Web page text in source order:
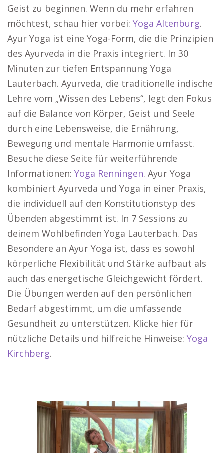
Geist zu beginnen. Wenn du mehr erfahren
möchtest, schau hier vorbei: Yoga Altenburg.
Ayur Yoga ist eine Yoga-Form, die die Prinzipien
des Ayurveda in die Praxis integriert. In 30
Minuten zur tiefen Entspannung Yoga
Lauterbach. Ayurveda, die traditionelle indische
Lehre vom „Wissen des Lebens“, legt den Fokus
auf die Balance von Körper, Geist und Seele
durch eine Lebensweise, die Ernährung,
Bewegung und mentale Harmonie umfasst.
Besuche diese Seite für weiterführende
Informationen: Yoga Renningen. Ayur Yoga
kombiniert Ayurveda und Yoga in einer Praxis,
die individuell auf den Konstitutionstyp des
Übenden abgestimmt ist. In 7 Sessions zu
deinem Wohlbefinden Yoga Lauterbach. Das
Besondere an Ayur Yoga ist, dass es sowohl
körperliche Flexibilität und Stärke aufbaut als
auch das energetische Gleichgewicht fördert.
Die Übungen werden auf den persönlichen
Bedarf abgestimmt, um die umfassende
Gesundheit zu unterstützen. Klicke hier für
nützliche Details und hilfreiche Hinweise: Yoga
Kirchberg.